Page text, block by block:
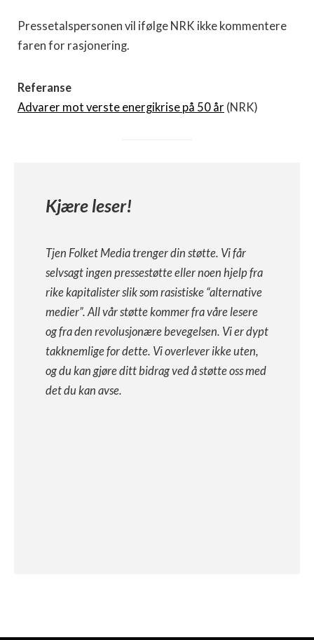
Pressetalspersonen vil ifølge NRK ikke kommentere
faren for rasjonering.
Referanse
Advarer mot verste energikrise på 50 år (NRK)
Kjære leser!
Tjen Folket Media trenger din støtte. Vi får
selvsagt ingen pressestøtte eller noen hjelp fra
rike kapitalister slik som rasistiske “alternative
medier”. All vår støtte kommer fra våre lesere
og fra den revolusjonære bevegelsen. Vi er dypt
takknemlige for dette. Vi overlever ikke uten,
og du kan gjøre ditt bidrag ved å støtte oss med
det du kan avse.